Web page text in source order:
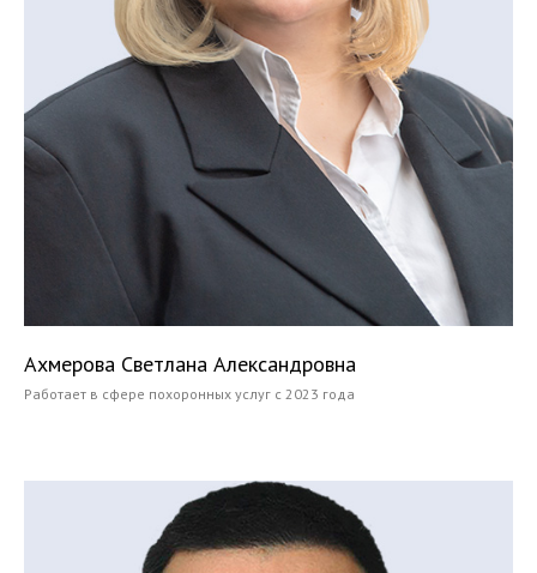
Ахмерова Светлана Александровна
Работает в сфере похоронных услуг с 2023 года